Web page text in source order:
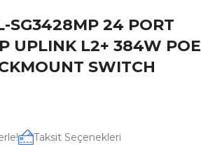
SG3428MP 24 PORT
UPLINK L2+ 384W POE
SWITCH
Taksit Seçenekleri